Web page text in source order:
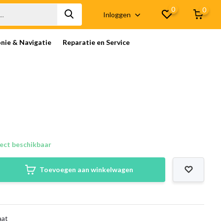
Inloggen
0 0
& Navigatie Reparatie en Service
beschikbaar
Toevoegen aan winkelwagen